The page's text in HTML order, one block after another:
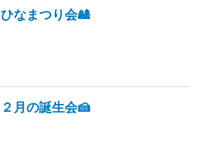
ひなまつり会🎎
２月の誕生会🍰